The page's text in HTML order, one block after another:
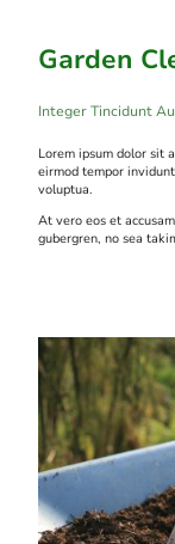
Garden
Integer Tincidunt
Lorem ipsum dolor sit
eirmod tempor
voluptua.
At vero eos et
gubergren, no sea